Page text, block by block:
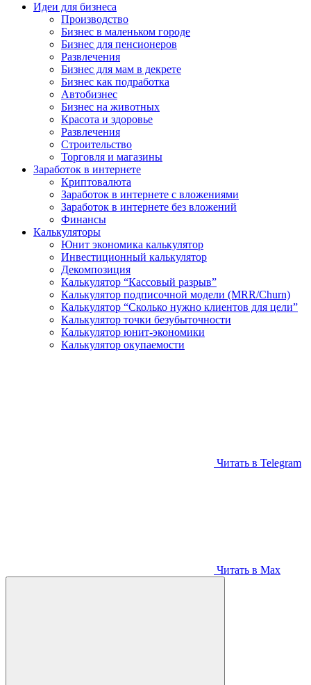
Идеи для бизнеса
Производство
Бизнес в маленьком городе
Бизнес для пенсионеров
Развлечения
Бизнес для мам в декрете
Бизнес как подработка
Автобизнес
Бизнес на животных
Красота и здоровье
Развлечения
Строительство
Торговля и магазины
Заработок в интернете
Криптовалюта
Заработок в интернете c вложениями
Заработок в интернете без вложений
Финансы
Калькуляторы
Юнит экономика калькулятор
Инвестиционный калькулятор
Декомпозиция
Калькулятор “Кассовый разрыв”
Калькулятор подписочной модели (MRR/Churn)
Калькулятор “Сколько нужно клиентов для цели”
Калькулятор точки безубыточности
Калькулятор юнит-экономики
Калькулятор окупаемости
Читать в Telegram
Читать в Max